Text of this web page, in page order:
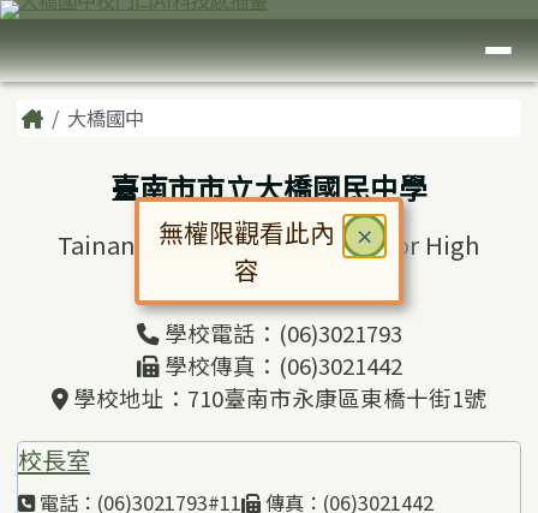
跳至主內容區
臺南市大橋國中
導覽列
主內容區域
Home大橋國中
臺南市市立大橋國民中學
Tainan Municipal Daciao Junior High
School
學校電話：(06)3021793
學校傳真：(06)3021442
學校地址：710臺南市永康區東橋十街1號
校長室
電話：(06)3021793#11
傳真：(06)3021442
頁尾區域
× 關閉
無權限觀看此內
容
對話框已開啟。請使用 Tab 鍵在